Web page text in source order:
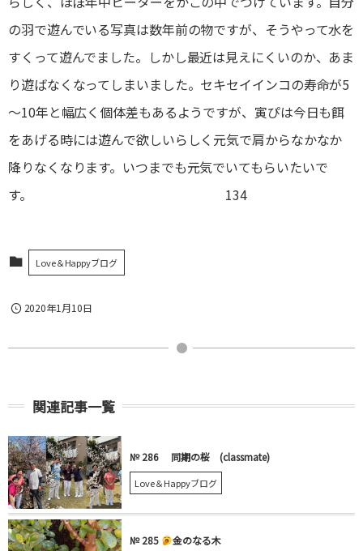
の羽で遊んでいる写真は数年前の物ですが、そうやって水を
すくって遊んでました。しかし最近は見えにくいのか、あま
り遊ばなくなってしまいました。セキセイインコの寿命が5
～10年と幅広く個体差もあるようですが、寅ぴは今日も餌
をあげる時には遊んで欲しいらしく元気で肩からなかなか
降りなくなります。いつまでも元気でいてもらいたいで
す。 134
Love＆Happyブログ
2020年1月10日
関連記事一覧
№ 286 同期の桜 (classmate)
Love＆Happyブログ
№ 285 金のなる木